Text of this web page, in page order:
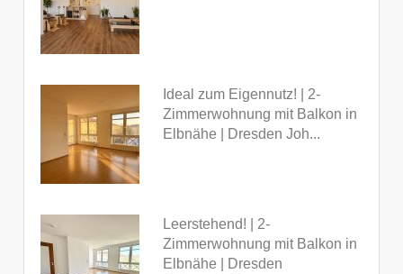
Ideal zum Eigennutz! | 2-
Zimmerwohnung mit Balkon in
Elbnähe | Dresden Joh...
Leerstehend! | 2-
Zimmerwohnung mit Balkon in
Elbnähe | Dresden